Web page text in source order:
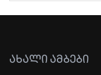
ᲐᲮᲐᲚᲘ ᲐᲛᲑᲔᲑᲘ